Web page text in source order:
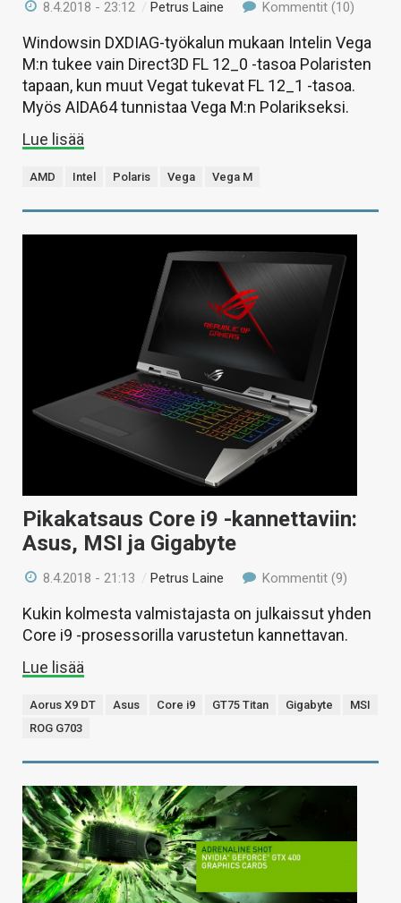
8.4.2018 - 23:12 /Petrus Laine Kommentit (10)
Windowsin DXDIAG-työkalun mukaan Intelin Vega
M:n tukee vain Direct3D FL 12_0 -tasoa Polaristen
tapaan, kun muut Vegat tukevat FL 12_1 -tasoa.
Myös AIDA64 tunnistaa Vega M:n Polarikseksi.
Lue lisää
AMD Intel Polaris Vega Vega M
Pikakatsaus Core i9 -kannettaviin:
Asus, MSI ja Gigabyte
8.4.2018 - 21:13 /Petrus Laine Kommentit (9)
Kukin kolmesta valmistajasta on julkaissut yhden
Core i9 -prosessorilla varustetun kannettavan.
Lue lisää
Aorus X9 DT Asus Core i9 GT75 Titan Gigabyte
MSI
ROG G703